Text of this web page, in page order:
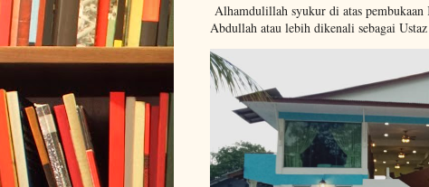
Alhamdulillah syukur di atas
Abdullah atau lebih dikenali sebagai